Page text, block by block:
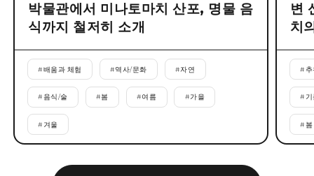
박물관에서 미나토마치 산포, 명물 음
식까지 철저히 소개
#배움과 체험 #역사/문화 #자연
#음식/술 #봄 #여름 #가을
# 겨울
변
치
#
#
#봄